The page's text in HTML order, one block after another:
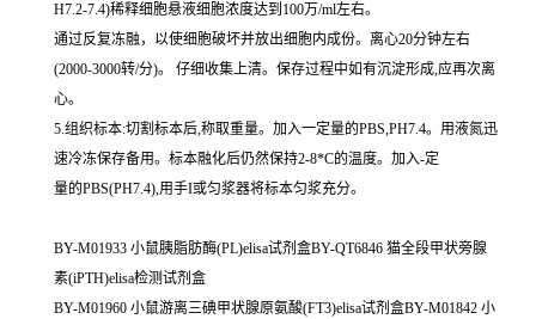
H7.2-7.4)稀释细胞悬液细胞浓度达到100万/ml左右。
通过反复冻融，以使细胞破坏并放出细胞内成份。离心20分钟左右
(2000-3000转/分)。 仔细收集上清。保存过程中如有沉淀形成,应再次离
心。
5.组织标本:切割标本后,称取重量。加入一定量的PBS,PH7.4。用液氮迅
速冷冻保存备用。标本融化后仍然保持2-8*C的温度。加入-定
量的PBS(PH7.4),用手I或匀浆器将标本匀浆充分。
BY-M01933 小鼠胰脂肪酶(PL)elisa试剂盒BY-QT6846 猫全段甲状旁腺
素(iPTH)elisa检测试剂盒
BY-M01960 小鼠游离三碘甲状腺原氨酸(FT3)elisa试剂盒BY-M01842 小